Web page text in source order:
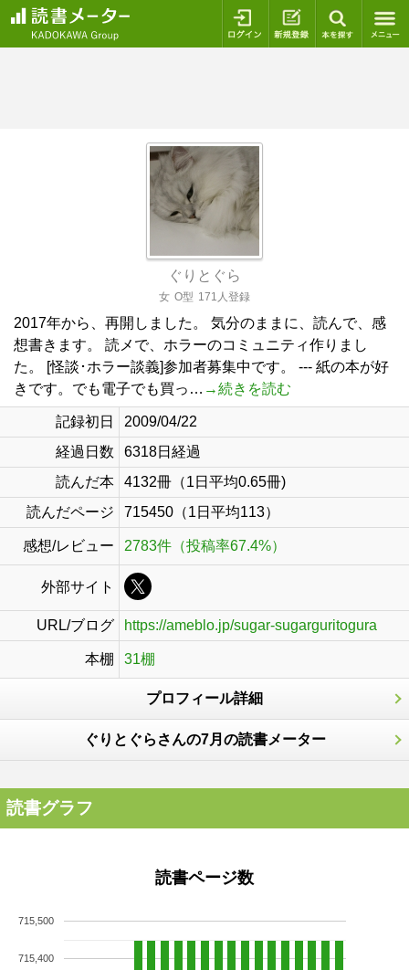
ログイン 新規登録
ぐりとぐら
女 O型 171人登録
2017年から、再開しました。 気分のままに、読んで、感
想書きます。 読メで、ホラーのコミュニティ作りまし
た。 [怪談･ホラー談義]参加者募集中です。 --- 紙の本が好
きです。でも電子でも買っ… →続きを読む
記録初日
2009/04/22
経過日数
6318日経過
読んだ本
4132冊（1日平均0.65冊)
読んだページ
715450（1日平均113）
感想/レビュー 2783件（投稿率67.4%）
外部サイト
URL/ブログ https://ameblo.jp/sugar-sugarguritogura
本棚 31棚
プロフィール詳細
ぐりとぐらさんの7月の読書メーター
読書グラフ
読書ページ数
715,400
715,500